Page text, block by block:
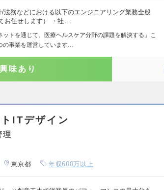
法務などにおける以下のエンジニアリング業務全般
お任せします） ・社…
ットを通じて、医療ヘルスケア分野の課題を解決する」こ
の事業を運営しています…
興味あり
ITデザイン
理
東京都 年収600万以上